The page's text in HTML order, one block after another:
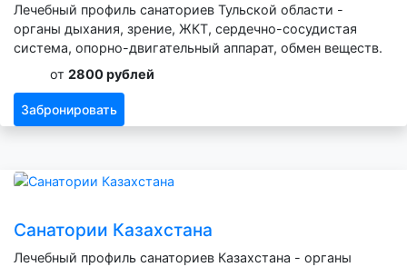
Лечебный профиль санаториев Тульской области -
органы дыхания, зрение, ЖКТ, сердечно-сосудистая
система, опорно-двигательный аппарат, обмен веществ.
от 2800 рублей
Забронировать
Санатории Казахстана
Лечебный профиль санаториев Казахстана - органы